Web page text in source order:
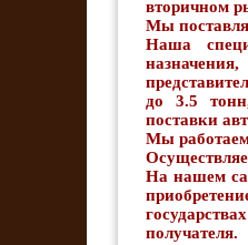
вторичном
Мы
Наша
до 3.5
поставки
Мы
На нашем
получателя.